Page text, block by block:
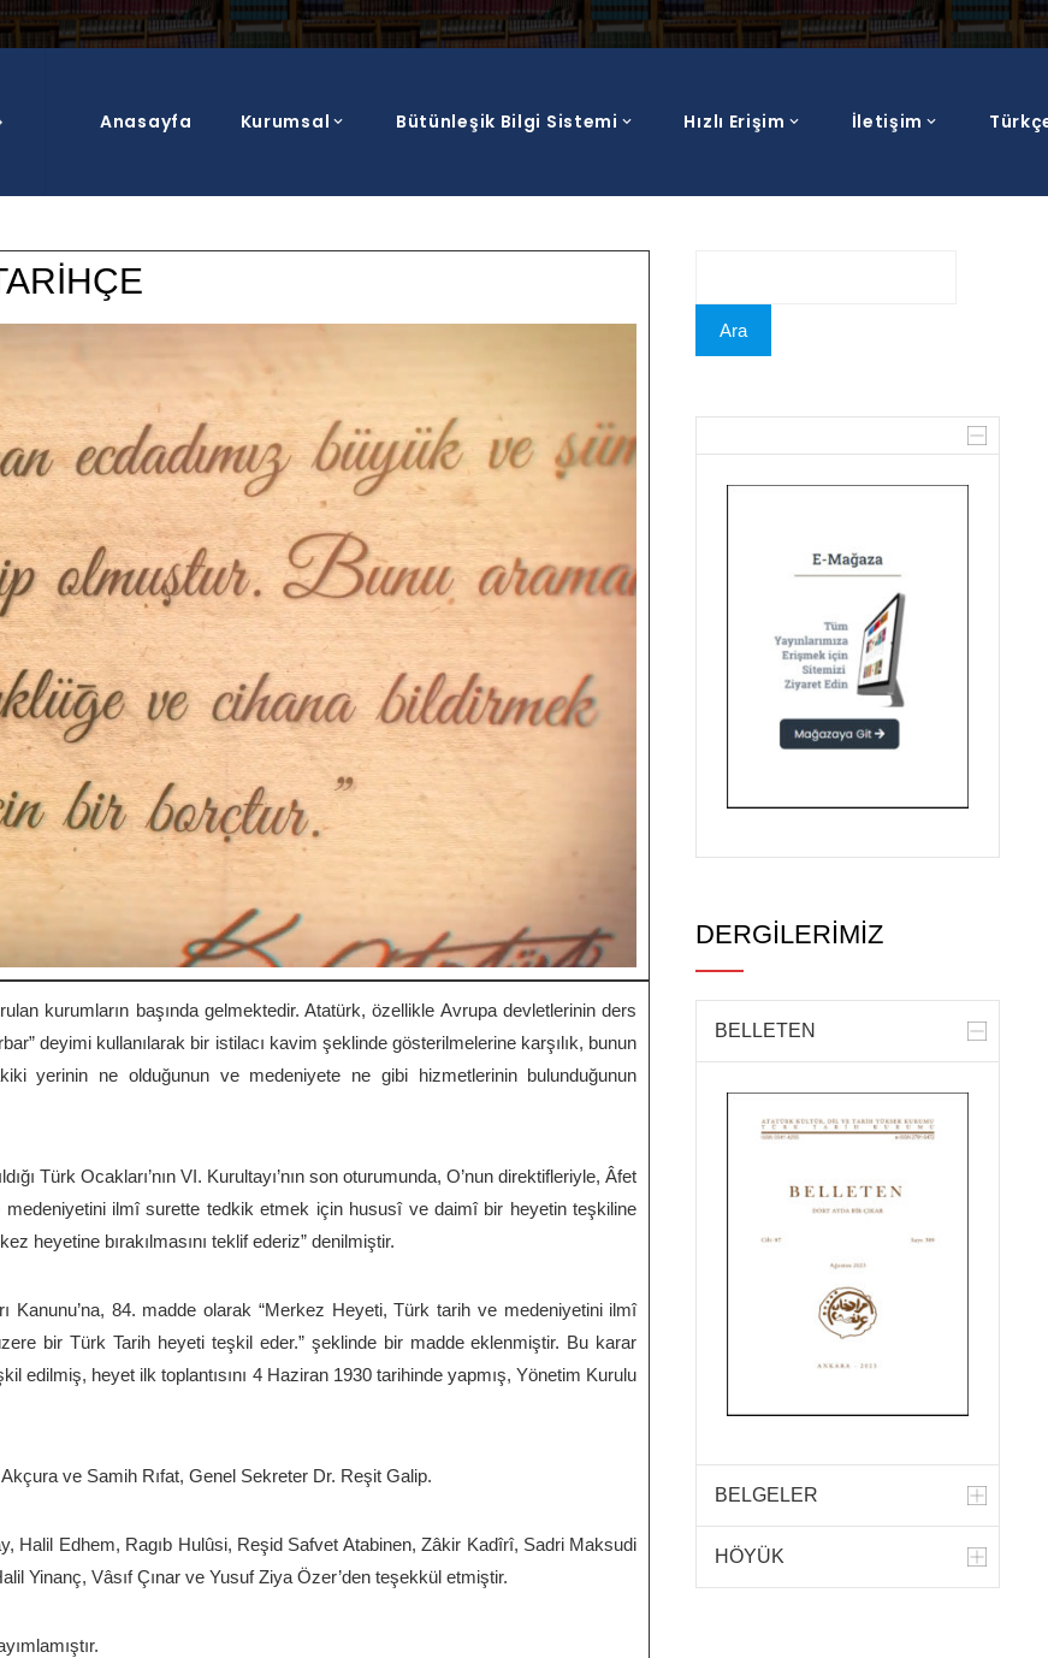
Anasayfa Kurumsal Bütünleşik Bilgi Sistemi Hızlı Erişim İletişim
Tarihçe
kurumların başında gelmektedir. Atatürk, özellikle Avrupa devletlerinin ders
deyimi kullanılarak bir istilacı kavim şeklinde gösterilmelerine karşılık, bunun
yerinin ne olduğunun ve medeniyete ne gibi hizmetlerinin bulunduğunun
Türk Ocakları’nın VI. Kurultayı’nın son oturumunda, O’nun direktifleriyle, Âfet
ilmî surette tedkik etmek için hususî ve daimî bir heyetin teşkiline
heyetine bırakılmasını teklif ederiz” denilmiştir.
Kanunu’na, 84. madde olarak “Merkez Heyeti, Türk tarih ve medeniyetini ilmî
bir Türk Tarih heyeti teşkil eder.” şeklinde bir madde eklenmiştir. Bu karar
edilmiş, heyet ilk toplantısını 4 Haziran 1930 tarihinde yapmış, Yönetim Kurulu
ve Samih Rıfat, Genel Sekreter Dr. Reşit Galip.
Halil Edhem, Ragıb Hulûsi, Reşid Safvet Atabinen, Zâkir Kadîrî, Sadri Maksudi
Yinanç, Vâsıf Çınar ve Yusuf Ziya Özer’den teşekkül etmiştir.
Ara
DERGİLERİMİZ
BELLETEN
BELGELER
HÖYÜK